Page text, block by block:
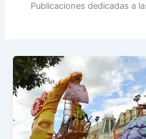
Publicaciones dedicadas a